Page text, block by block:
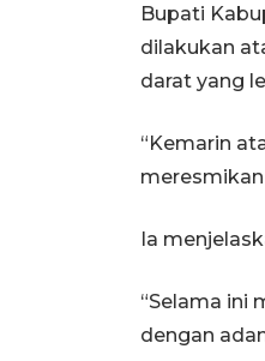
Bupati
dilakukan
darat yang
“Kemarin
Ia
“Selama ini
dengan